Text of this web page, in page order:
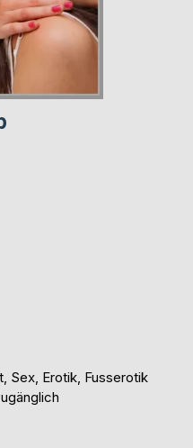
Sex, Erotik, Fusserotik